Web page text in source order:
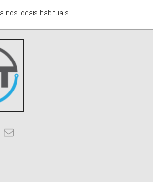
nos locais habituais.